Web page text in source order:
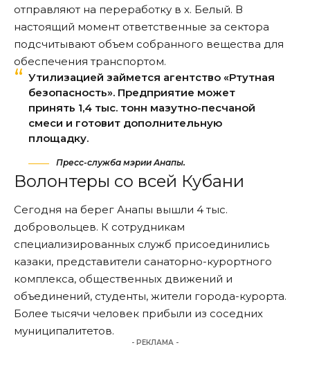
отправляют на переработку в х. Белый. В
настоящий момент ответственные за сектора
подсчитывают объем собранного вещества для
обеспечения транспортом.
Утилизацией займется агентство «Ртутная
безопасность». Предприятие может
принять 1,4 тыс. тонн мазутно-песчаной
смеси и готовит дополнительную
площадку.
Пресс-служба мэрии Анапы.
Волонтеры со всей Кубани
Сегодня на берег Анапы вышли 4 тыс.
добровольцев. К сотрудникам
специализированных служб присоединились
казаки, представители санаторно-курортного
комплекса, общественных движений и
объединений, студенты, жители города-курорта.
Более тысячи человек прибыли из соседних
муниципалитетов.
- РЕКЛАМА -